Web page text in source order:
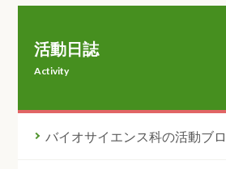
活動日誌
Activity
バイオサイエンス科の活動ブ